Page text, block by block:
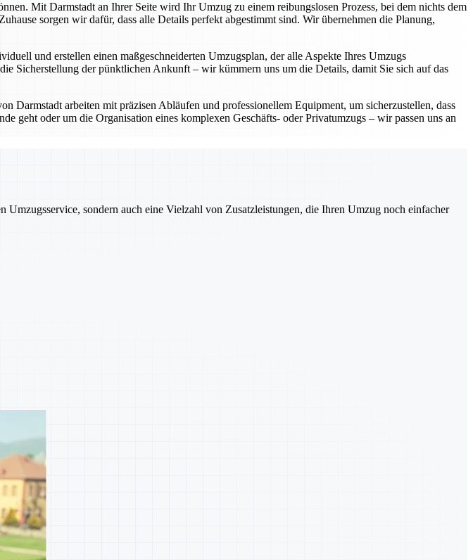
Mit Darmstadt an Ihrer Seite wird Ihr Umzug zu einem reibungslosen Prozess, bei dem nichts dem
sorgen wir dafür, dass alle Details perfekt abgestimmt sind. Wir übernehmen die Planung,
und erstellen einen maßgeschneiderten Umzugsplan, der alle Aspekte Ihres Umzugs
Sicherstellung der pünktlichen Ankunft – wir kümmern uns um die Details, damit Sie sich auf das
arbeiten mit präzisen Abläufen und professionellem Equipment, um sicherzustellen, dass
geht oder um die Organisation eines komplexen Geschäfts- oder Privatumzugs – wir passen uns an
sondern auch eine Vielzahl von Zusatzleistungen, die Ihren Umzug noch einfacher